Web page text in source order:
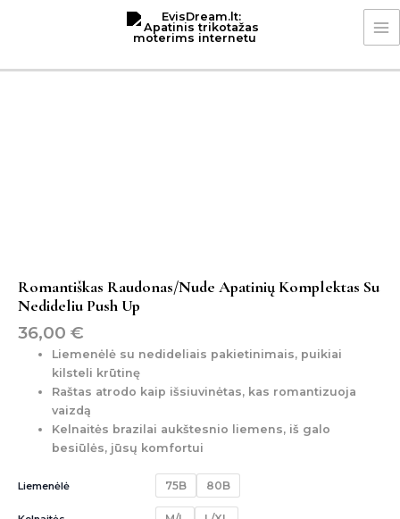
Romantiškas Raudonas/nude Apatinių Komplektas Su
Nedideliu Push Up
36,00 €
Liemenėlė su nedideliais pakietinimais, puikiai
kilsteli krūtinę
Raštas atrodo kaip išsiuvinėtas, kas romantizuoja
vaizdą
Kelnaitės brazilai aukštesnio liemens, iš galo
besiūlės, jūsų komfortui
Liemenėlė 75B 80B